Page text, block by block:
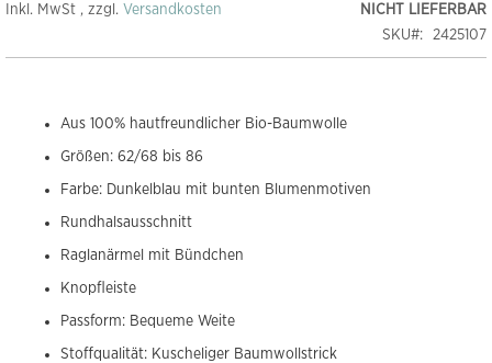
NICHT LIEFERBAR
SKU
2425107
Inkl. MwSt , zzgl. Versandkosten
Aus 100% hautfreundlicher Bio-Baumwolle
Größen: 62/68 bis 86
Farbe: Dunkelblau mit bunten Blumenmotiven
Rundhalsausschnitt
Raglanärmel mit Bündchen
Knopfleiste
Passform: Bequeme Weite
Stoffqualität: Kuscheliger Baumwollstrick